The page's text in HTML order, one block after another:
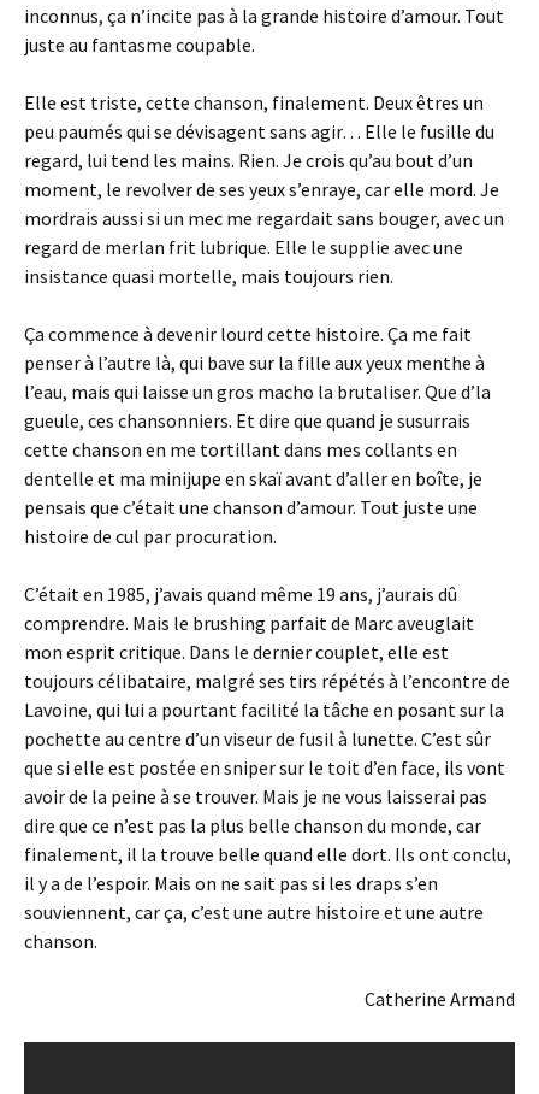
inconnus, ça n’incite pas à la grande histoire d’amour. Tout
juste au fantasme coupable.
Elle est triste, cette chanson, finalement. Deux êtres un
peu paumés qui se dévisagent sans agir… Elle le fusille du
regard, lui tend les mains. Rien. Je crois qu’au bout d’un
moment, le revolver de ses yeux s’enraye, car elle mord. Je
mordrais aussi si un mec me regardait sans bouger, avec un
regard de merlan frit lubrique. Elle le supplie avec une
insistance quasi mortelle, mais toujours rien.
Ça commence à devenir lourd cette histoire. Ça me fait
penser à l’autre là, qui bave sur la fille aux yeux menthe à
l’eau, mais qui laisse un gros macho la brutaliser. Que d’la
gueule, ces chansonniers. Et dire que quand je susurrais
cette chanson en me tortillant dans mes collants en
dentelle et ma minijupe en skaï avant d’aller en boîte, je
pensais que c’était une chanson d’amour. Tout juste une
histoire de cul par procuration.
C’était en 1985, j’avais quand même 19 ans, j’aurais dû
comprendre. Mais le brushing parfait de Marc aveuglait
mon esprit critique. Dans le dernier couplet, elle est
toujours célibataire, malgré ses tirs répétés à l’encontre de
Lavoine, qui lui a pourtant facilité la tâche en posant sur la
pochette au centre d’un viseur de fusil à lunette. C’est sûr
que si elle est postée en sniper sur le toit d’en face, ils vont
avoir de la peine à se trouver. Mais je ne vous laisserai pas
dire que ce n’est pas la plus belle chanson du monde, car
finalement, il la trouve belle quand elle dort. Ils ont conclu,
il y a de l’espoir. Mais on ne sait pas si les draps s’en
souviennent, car ça, c’est une autre histoire et une autre
chanson.
Catherine Armand